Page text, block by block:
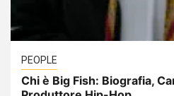
PEOPLE
Chi è Big Fish: Biografia,